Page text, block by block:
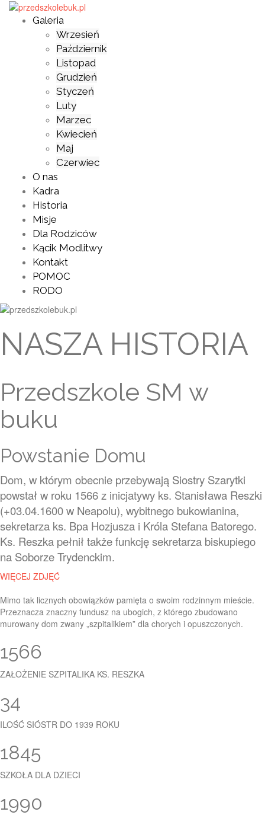
Skip
Galeria
Wrzesień
Październik
Listopad
Grudzień
Styczeń
Luty
Marzec
Kwiecień
Maj
Czerwiec
O nas
Kadra
Historia
Misje
Dla Rodziców
Kącik Modlitwy
Kontakt
POMOC
RODO
NASZA HISTORIA
Przedszkole SM w
buku
Powstanie Domu
Dom, w którym obecnie przebywają Siostry Szarytki
powstał w roku 1566z inicjatywy ks. Stanisława Reszki
(+03.04.1600 w Neapolu), wybitnego bukowianina,
sekretarza ks. Bpa Hozjusza i Króla Stefana Batorego.
Ks. Reszka pełnił także funkcję sekretarza biskupiego
na Soborze Trydenckim.
WIĘCEJ ZDJĘĆ
Mimo tak licznych obowiązków pamięta o swoim rodzinnym mieście.
Przeznacza znaczny fundusz na ubogich, z którego zbudowano
murowany dom zwany „szpitalikiem” dla chorych i opuszczonych.
1566
ZAŁOŻENIE SZPITALIKA KS. RESZKA
34
ILOŚĆ SIÓSTR DO 1939 ROKU
1845
SZKOŁA DLA DZIECI
1990